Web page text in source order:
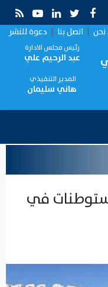
| اتصل بنا | دعوة للنشر
رئيس مجلس الادارة
عبد الرحيم علي
المدير التنفيذي
هاني سليمان
في